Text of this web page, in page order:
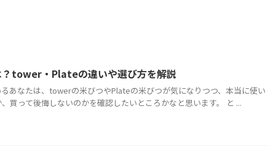
？tower・Plateの違いや選び方を解説
あなたは、towerの米びつやPlateの米びつが気になりつつ、本当に使い
買って後悔しないのかを確認したいところかなと思います。 と ...